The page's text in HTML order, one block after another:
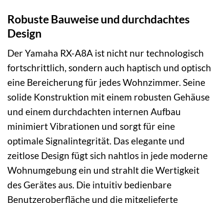
Robuste Bauweise und durchdachtes
Design
Der Yamaha RX-A8A ist nicht nur technologisch
fortschrittlich, sondern auch haptisch und optisch
eine Bereicherung für jedes Wohnzimmer. Seine
solide Konstruktion mit einem robusten Gehäuse
und einem durchdachten internen Aufbau
minimiert Vibrationen und sorgt für eine
optimale Signalintegrität. Das elegante und
zeitlose Design fügt sich nahtlos in jede moderne
Wohnumgebung ein und strahlt die Wertigkeit
des Gerätes aus. Die intuitiv bedienbare
Benutzeroberfläche und die mitgelieferte